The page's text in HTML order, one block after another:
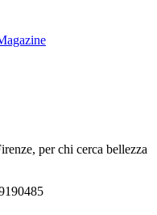
per chi cerca bellezza